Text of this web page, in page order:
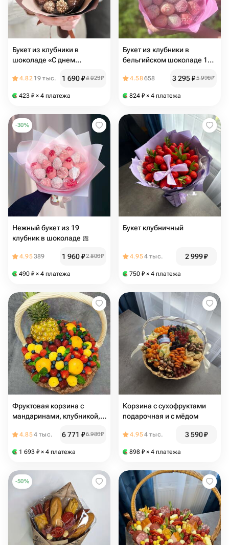
Букет из клубники в
шоколаде «С днем
4.82 19 тыс. 1 690₽4 023₽
423 ₽ × 4 платежа
Букет из клубники в
бельгийском шоколаде 19
4.58658 3 295₽5 990₽
824 ₽ × 4 платежа
-30%
Нежный букет из 19
клубник в шоколаде 🎀
4.95389 1 960₽2 800₽
490 ₽ × 4 платежа
Букет клубничный
4.954 тыс. 2 999₽
750 ₽ × 4 платежа
Фруктовая корзина с
мандаринами, клубникой,
4.854 тыс. 6 771 ₽6 980₽
1 693 ₽ × 4 платежа
Корзина с сухофруктами
подарочная и с мёдом
4.954 тыс. 3 590₽
898 ₽ × 4 платежа
-50%